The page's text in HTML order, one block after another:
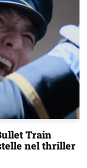
Train
nel thriller